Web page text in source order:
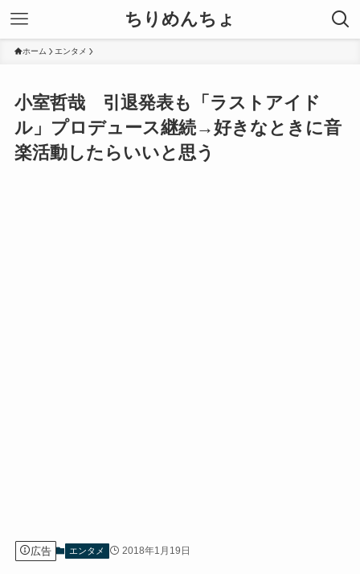
ちりめんちょ
ホーム エンタメ
小室哲哉 引退発表も「ラストアイド
ル」プロデュース継続→好きなときに音
楽活動したらいいと思う
広告 エンタメ 2018年1月19日